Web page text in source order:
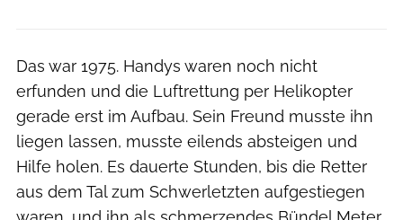
Das war 1975. Handys waren noch nicht
erfunden und die Luftrettung per Helikopter
gerade erst im Aufbau. Sein Freund musste ihn
liegen lassen, musste eilends absteigen und
Hilfe holen. Es dauerte Stunden, bis die Retter
aus dem Tal zum Schwerletzten aufgestiegen